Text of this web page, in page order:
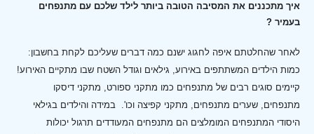
איך מתכננים את המסיבה הטובה ביותר לילד שלכם עם מתנפחים
בעמיר ?
לאחר שהחלטתם איפה לחגוג ישנם כמה דברים שעליכם לקחת בחשבון:
כמות הילדים המשתתפים באירוע, גילאים וגודל השטח שבו מתקיים האירוע!
קיימים סוגים רבים של מתנפחים כמו מתקני ספורט, מתקני דיסקו
מתנפחים, שערים מתנפחים, מתקני קפיצה וכו'. במידה והילדים בגילאי
היסודי המתנפחים המומלצים הם מתנפחים המעודדים תרגול יכולות